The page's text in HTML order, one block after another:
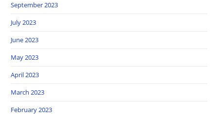
September 2023
July 2023
June 2023
May 2023
April 2023
March 2023
February 2023